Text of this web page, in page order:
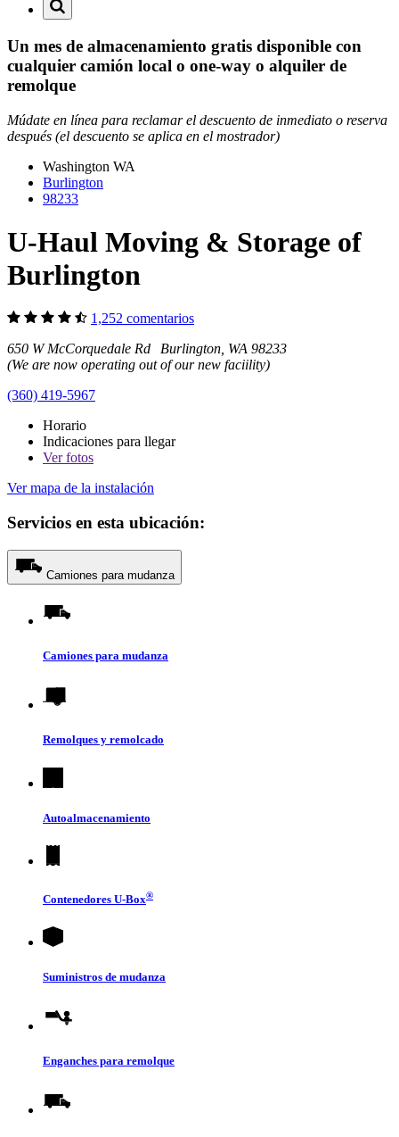
Un mes de almacenamiento gratis disponible con
cualquier camión local o one-way o alquiler de
remolque
Múdate en línea para reclamar el descuento de inmediato o reserva
después (el descuento se aplica en el mostrador)
Washington WA
Burlington
98233
U-Haul Moving & Storage of
Burlington
1,252 comentarios
650 W McCorquedale Rd Burlington, WA 98233
(We are now operating out of our new faciility)
(360) 419-5967
Horario
Indicaciones para llegar
Verfotos
Ver mapa de la instalación
Servicios en esta ubicación:
Camiones para mudanza
Camiones para mudanza
Remolques y remolcado
Autoalmacenamiento
Contenedores U-Box®
Suministros de mudanza
Enganches para remolque